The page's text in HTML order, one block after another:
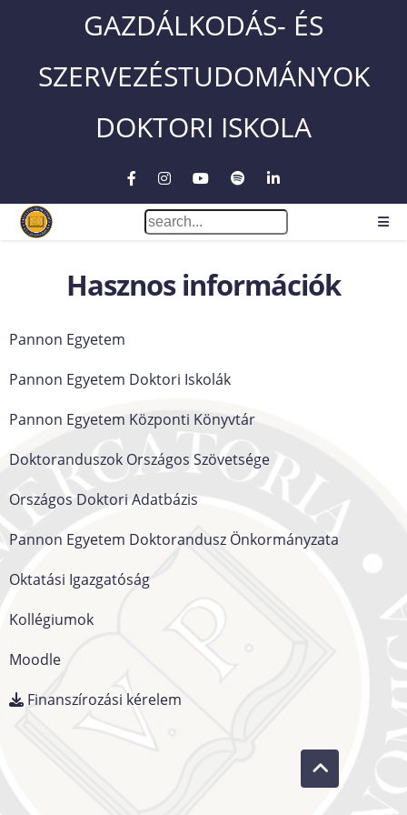
GAZDÁLKODÁS- ÉS
SZERVEZÉSTUDOMÁNYOK
DOKTORI ISKOLA
Hasznos információk
Pannon Egyetem
Pannon Egyetem Doktori Iskolák
Pannon Egyetem Központi Könyvtár
Doktoranduszok Országos Szövetsége
Országos Doktori Adatbázis
Pannon Egyetem Doktorandusz Önkormányzata
Oktatási Igazgatóság
Kollégiumok
Moodle
Finanszírozási kérelem